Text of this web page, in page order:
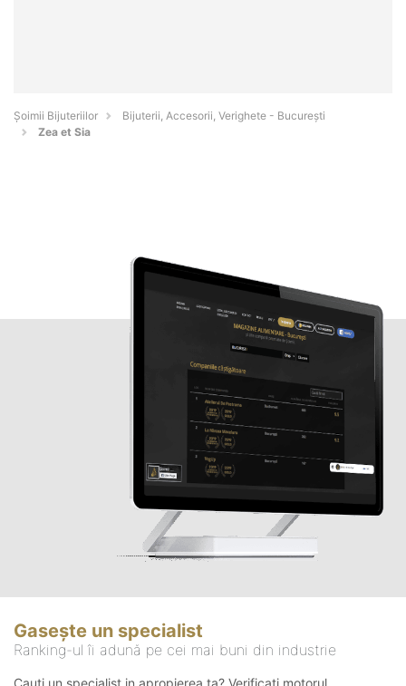
Şoimii Bijuteriilor
Bijuterii, Accesorii, Verighete - Bucureşti
Zea et Sia
Gasește un specialist
Ranking-ul îi adună pe cei mai buni din industrie
Cauți un specialist in apropierea ta? Verificați motorul